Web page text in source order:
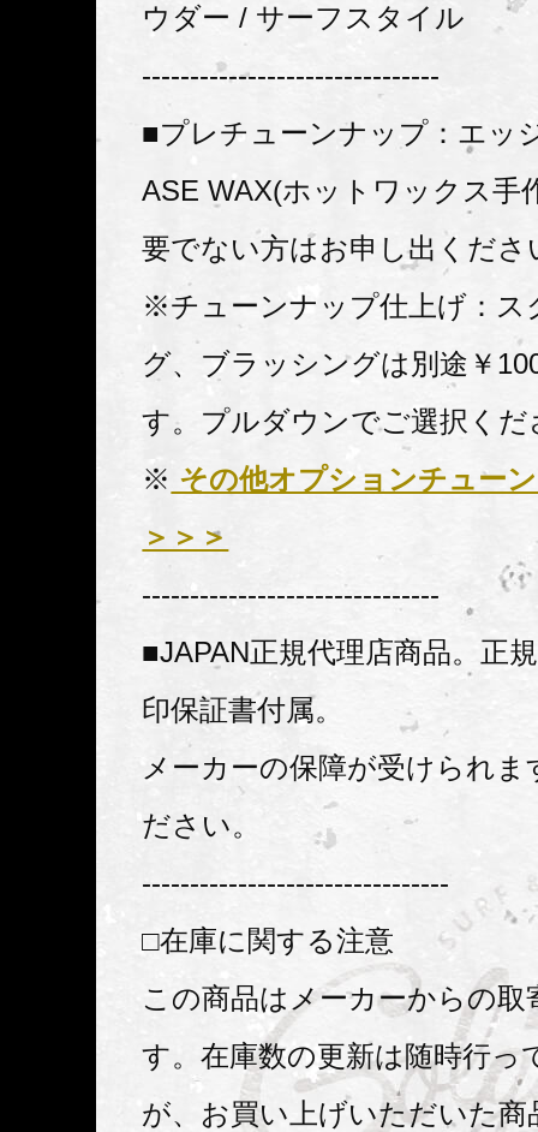
ウダー / サーフスタイル
-------------------------------
■プレチューンナップ：エッ
ASE WAX(ホットワックス手
要でない方はお申し出くださ
※チューンナップ仕上げ：ス
グ、ブラッシングは別途￥
す。プルダウンでご選択くだ
※ その他オプションチュー
＞＞＞
-------------------------------
■JAPAN正規代理店商品。正
印保証書付属。
メーカーの保障が受けられま
ださい。
--------------------------------
□在庫に関する注意
この商品はメーカーからの取
す。在庫数の更新は随時行っ
が、お買い上げいただいた商